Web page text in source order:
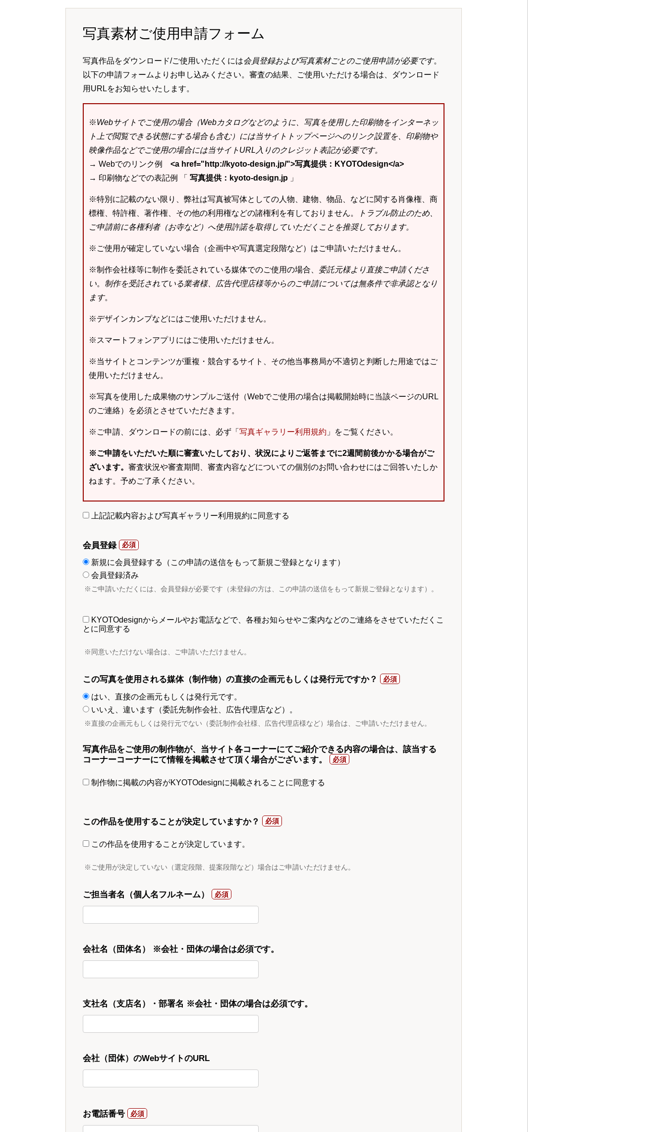
写真素材ご使用申請フォーム
写真作品をダウンロード/ご使用いただくには会員登録および写真素材ごとのご使用申請が必要です。
以下の申請フォームよりお申し込みください。審査の結果、ご使用いただける場合は、ダウンロード
用URLをお知らせいたします。
※Webサイトでご使用の場合（Webカタログなどのように、写真を使用した印刷物をインターネッ
ト上で閲覧できる状態にする場合も含む）には当サイトトップページへのリンク設置を、印刷物や
映像作品などでご使用の場合には当サイトURL入りのクレジット表記が必要です。
→ Webでのリンク例 <a href="http://kyoto-design.jp/">写真提供：KYOTOdesign</a>
→ 印刷物などでの表記例 「 写真提供：kyoto-design.jp 」
※特別に記載のない限り、弊社は写真被写体としての人物、建物、物品、などに関する肖像権、商
標権、特許権、著作権、その他の利用権などの諸権利を有しておりません。
トラブル防止のため、
ご申請前に各権利者（お寺など）へ使用許諾を取得していただくことを推奨しております。
※ご使用が確定していない場合（企画中や写真選定段階など）はご申請いただけません。
※制作会社様等に制作を委託されている媒体でのご使用の場合、 委託元様より直接ご申請くださ
い。 制作を受託されている業者様、広告代理店様等からのご申請については無条件で非承認となり
ます。
※デザインカンプなどにはご使用いただけません。
※スマートフォンアプリにはご使用いただけません。
※当サイトとコンテンツが重複・競合するサイト、その他当事務局が不適切と判断した用途ではご
使用いただけません。
※写真を使用した成果物のサンプルご送付（Webでご使用の場合は掲載開始時に当該ページのURL
のご連絡）を必須とさせていただきます。
※ご申請、ダウンロードの前には、必ず「 写真ギャラリー利用規約 」をご覧ください。
※ご申請をいただいた順に審査いたしており、状況によりご返答までに2週間前後かかる場合がご
ざいます。 審査状況や審査期間、審査内容などについての個別のお問い合わせにはご回答いたしか
ねます。予めご了承ください。
上記記載内容および写真ギャラリー利用規約に同意する
会員登録
新規に会員登録する（この申請の送信をもって新規ご登録となります）
会員登録済み
※ご申請いただくには、会員登録が必要です（未登録の方は、この申請の送信をもって新規ご登録となります）。
KYOTOdesignからメールやお電話などで、各種お知らせやご案内などのご連絡をさせていただくこ
とに同意する
※同意いただけない場合は、ご申請いただけません。
この写真を使用される媒体（制作物）の直接の企画元もしくは発行元ですか？
はい、直接の企画元もしくは発行元です。
いいえ、違います（委託先制作会社、広告代理店など）。
※直接の企画元もしくは発行元でない（委託制作会社様、広告代理店様など）場合は、ご申請いただけません。
写真作品をご使用の制作物が、当サイト各コーナーにてご紹介できる内容の場合は、該当する
コーナーコーナーにて情報を掲載させて頂く場合がございます。
制作物に掲載の内容がKYOTOdesignに掲載されることに同意する
この作品を使用することが決定していますか？
この作品を使用することが決定しています。
※ご使用が決定していない（選定段階、提案段階など）場合はご申請いただけません。
ご担当者名（個人名フルネーム）
会社名（団体名） ※会社・団体の場合は必須です。
支社名（支店名）・部署名 ※会社・団体の場合は必須です。
会社（団体）のWebサイトのURL
お電話番号